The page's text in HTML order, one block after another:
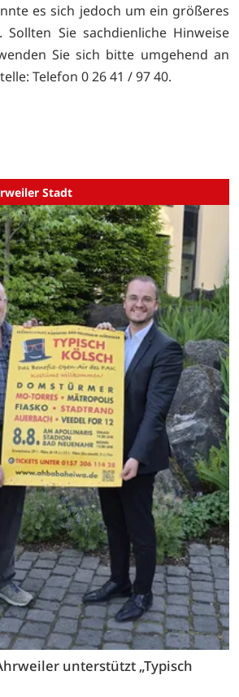
es sich jedoch um ein größeres
Sollten Sie sachdienliche Hinweise
Sie sich bitte umgehend an
Telefon 0 26 41 / 97 40.
Stadt
unterstützt „Typisch